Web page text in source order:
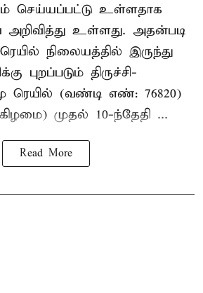
செய்யப்பட்டு உள்ளதாக
அறிவித்து உள்ளது. அதன்படி
நிலையத்தில் இருந்து
புறப்படும் திருச்சி-
ரெயில் (வண்டி எண்: 76820)
முதல் 10-ந்தேதி ...
Read More